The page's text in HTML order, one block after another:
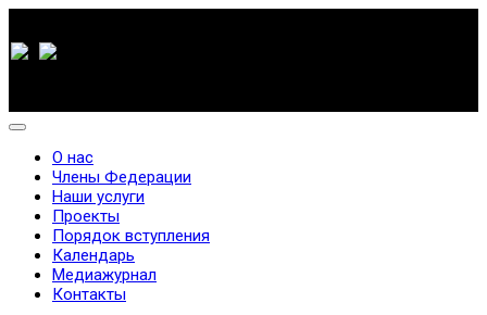
О нас
Члены Федерации
Наши услуги
Проекты
Порядок вступления
Календарь
Медиажурнал
Контакты